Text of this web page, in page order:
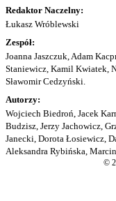
Redaktor Naczelny:
Łukasz Wróblewski
Zespół:
Joanna Jaszczuk, Adam
Staniewicz, Kamil Kwiatek,
Sławomir Cedzyński.
Autorzy:
Wojciech Biedroń, Jacek
Budzisz, Jerzy Jachowicz,
Janecki, Dorota Łosiewicz,
Aleksandra Rybińska,
©